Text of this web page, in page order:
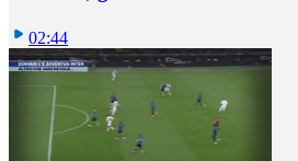
02:44